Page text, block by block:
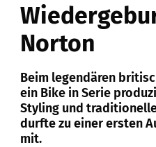
Norton
Beim legendären
ein Bike in Serie
Styling und
durfte zu einer ersten
mit.